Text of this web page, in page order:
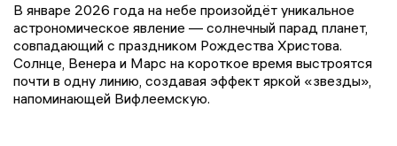
В январе 2026 года на небе произойдёт уникальное
астрономическое явление — солнечный парад планет,
совпадающий с праздником Рождества Христова.
Солнце, Венера и Марс на короткое время выстроятся
почти в одну линию, создавая эффект яркой «звезды»,
напоминающей Вифлеемскую.